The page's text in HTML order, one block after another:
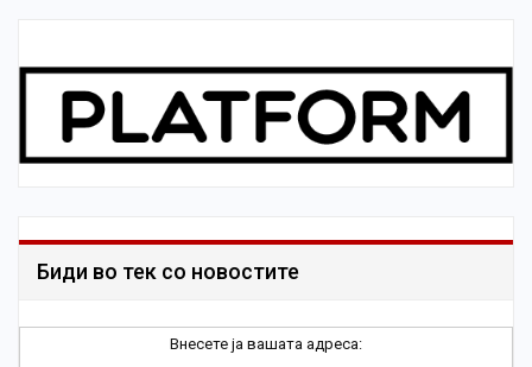
Биди во тек со новостите
Внесете ја вашата адреса: